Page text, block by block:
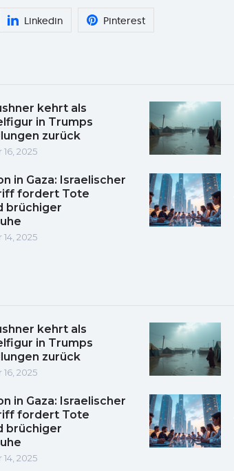
Linkedin Pinterest
kehrt als
in Trumps
zurück
2025
in Gaza: Israelischer
fordert Tote
brüchiger
2025
kehrt als
in Trumps
zurück
2025
in Gaza: Israelischer
fordert Tote
brüchiger
2025